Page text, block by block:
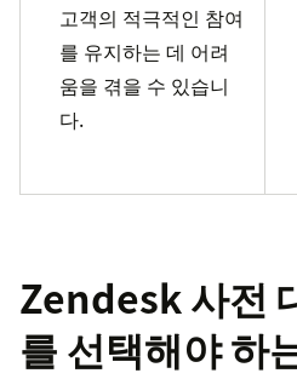
고객의 적극적인 참여
를 유지하는 데 어려
움을 겪을 수 있습니
다.
Zendesk 사전
를 선택해야 하